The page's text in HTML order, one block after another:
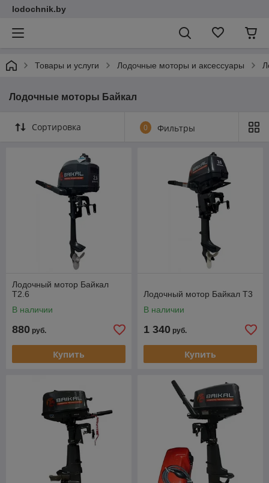
lodochnik.by
Товары и услуги Лодочные моторы и аксессуары
Лодочные моторы Байкал
Сортировка 0 Фильтры
Лодочный мотор Байкал
T2.6
В наличии
880 руб.
Купить
Лодочный мотор Байкал T3
В наличии
1 340 руб.
Купить